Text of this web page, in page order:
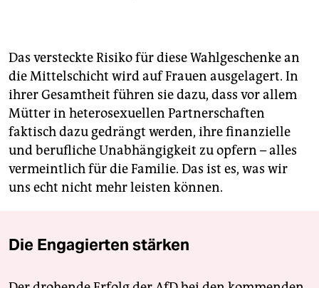
Das versteckte Risiko für diese Wahlgeschenke an
die Mittelschicht wird auf Frauen ausgelagert. In
ihrer Gesamtheit führen sie dazu, dass vor allem
Mütter in heterosexuellen Partnerschaften
faktisch dazu gedrängt werden, ihre finanzielle
und berufliche Unabhängigkeit zu opfern – alles
vermeintlich für die Familie. Das ist es, was wir
uns echt nicht mehr leisten können.
Die Engagierten stärken